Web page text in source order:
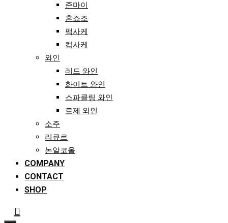
준마이
혼죠조
팩사케
컵사케
와인
레드 와인
화이트 와인
스파클링 와인
로제 와인
소주
리큐르
논알코올
COMPANY
CONTACT
SHOP